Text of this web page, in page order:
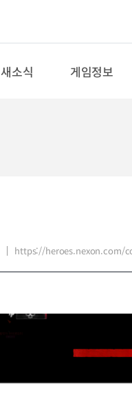
새소식 게임정보
https://heroes.nexon.com/